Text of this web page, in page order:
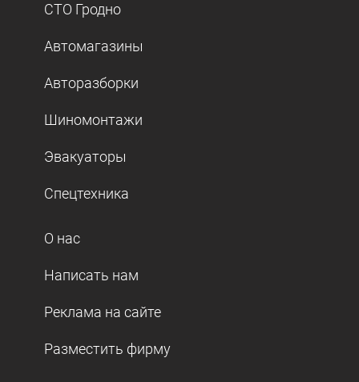
СТО Гродно
Автомагазины
Авторазборки
Шиномонтажи
Эвакуаторы
Спецтехника
О нас
Написать нам
Реклама на сайте
Разместить фирму